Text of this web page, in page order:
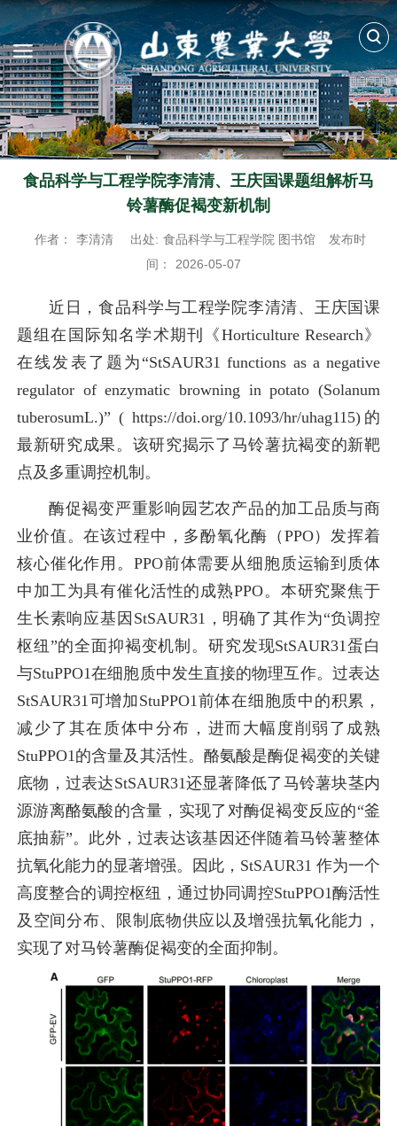
食品科学与工程学院李清清、王庆国课题组解析马
铃薯酶促褐变新机制
作者： 李清清 出处: 食品科学与工程学院 图书馆
发布时
间：
2026-05-07
近日，食品科学与工程学院李清清、王庆国课
题组在国际知名学术期刊《Horticulture Research》
在线发表了题为“StSAUR31 functions as a negative
regulator of enzymatic browning in potato (Solanum
tuberosumL.)” (https://doi.org/10.1093/hr/uhag115)的
最新研究成果。该研究揭示了马铃薯抗褐变的新靶
点及多重调控机制。
酶促褐变严重影响园艺农产品的加工品质与商
业价值。在该过程中，多酚氧化酶（PPO）发挥着
核心催化作用。PPO前体需要从细胞质运输到质体
中加工为具有催化活性的成熟PPO。本研究聚焦于
生长素响应基因StSAUR31，明确了其作为“负调控
枢纽”的全面抑褐变机制。研究发现StSAUR31蛋白
与StuPPO1在细胞质中发生直接的物理互作。过表达
StSAUR31可增加StuPPO1前体在细胞质中的积累，
减少了其在质体中分布，进而大幅度削弱了成熟
StuPPO1的含量及其活性。酪氨酸是酶促褐变的关键
底物，过表达StSAUR31还显著降低了马铃薯块茎内
源游离酪氨酸的含量，实现了对酶促褐变反应的“釜
底抽薪”。此外，过表达该基因还伴随着马铃薯整体
抗氧化能力的显著增强。因此，StSAUR31 作为一个
高度整合的调控枢纽，通过协同调控StuPPO1酶活性
及空间分布、限制底物供应以及增强抗氧化能力，
实现了对马铃薯酶促褐变的全面抑制。